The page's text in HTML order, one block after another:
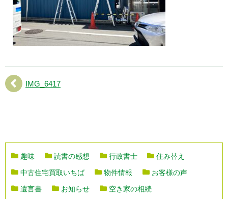
IMG_6417
趣味 読書の感想 行政書士
住み替え
中古住宅買取いちば
物件情報
お客様の声
遺言書
お知らせ
空き家の相続